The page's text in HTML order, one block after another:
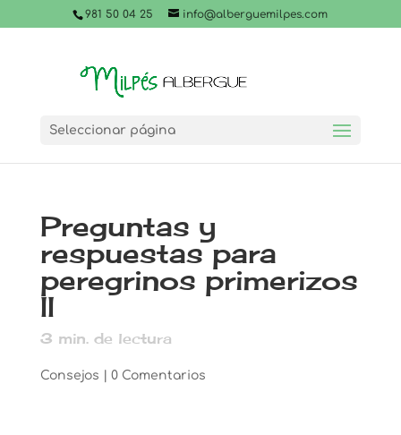
981 50 04 25 info@alberguemilpes.com
Seleccionar página
Preguntas y
respuestas para
peregrinos primerizos
II
3 min. de lectura
Consejos 0 Comentarios